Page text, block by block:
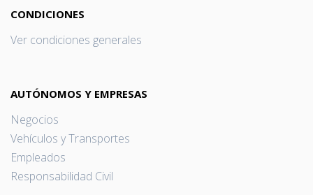
CONDICIONES
Ver condiciones generales
AUTÓNOMOS Y EMPRESAS
Negocios
Vehículos y Transportes
Empleados
Responsabilidad Civil